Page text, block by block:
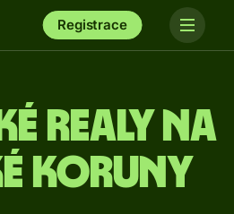
Registrace
realy na
koruny